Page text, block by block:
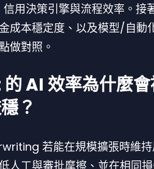
用決策引擎與流程效率。接
成本穩定度、以及模型/自動
做對照。
AI 效率為什麼
？
若能在規模擴張時維
人工與審批摩擦、並在相同